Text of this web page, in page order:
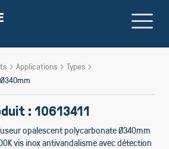
Applications
Types
: 10613411
opalescent polycarbonate Ø340mm
vis inox antivandalisme avec détection